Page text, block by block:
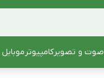
صوت و تصویرکامپیوتر